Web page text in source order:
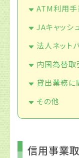
ATM利用
JAキャッシ
法人ネット
内国為替
貸出業務に
その他
信用事業